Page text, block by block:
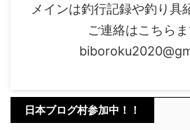
メインは釣行記録や釣り具
ご連絡はこちらま
日本ブログ村参加中！！